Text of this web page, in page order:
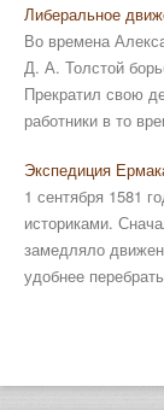
Либеральное
Во времена
Д. А. Толстой
Прекратил свою
работники в то
Экспедиция
1 сентября 1581
историками.
замедляло
удобнее